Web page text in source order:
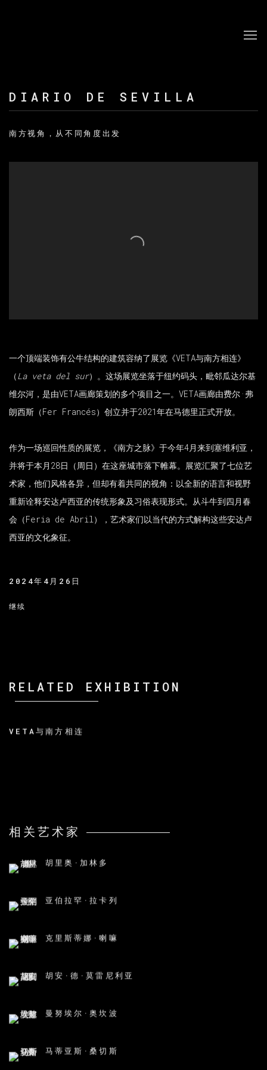
DIARIO DE SEVILLA
南方视角，从不同角度出发
一个顶端装饰有公牛结构的建筑容纳了展览《VETA与南方相连》
（La veta del sur）。这场展览坐落于纽约码头，毗邻瓜达尔基
维尔河，是由VETA画廊策划的多个项目之一。VETA画廊由费尔·弗
朗西斯（Fer Francés）创立并于2021年在马德里正式开放。
作为一场巡回性质的展览，《南方之脉》于今年4月来到塞维利亚，
并将于本月28日（周日）在这座城市落下帷幕。展览汇聚了七位艺
术家，他们风格各异，但却有着共同的视角：以全新的语言和视野
重新诠释安达卢西亚的传统形象及习俗表现形式。从斗牛到四月春
会（Feria de Abril），艺术家们以当代的方式解构这些安达卢
西亚的文化象征。
2024年4月26日
继续
RELATED EXHIBITION
VETA与南方相连
相关艺术家
胡里奥·加林多
亚伯拉罕·拉卡列
克里斯蒂娜·喇嘛
胡安·德·莫雷尼利亚
曼努埃尔·奥坎波
马蒂亚斯·桑切斯